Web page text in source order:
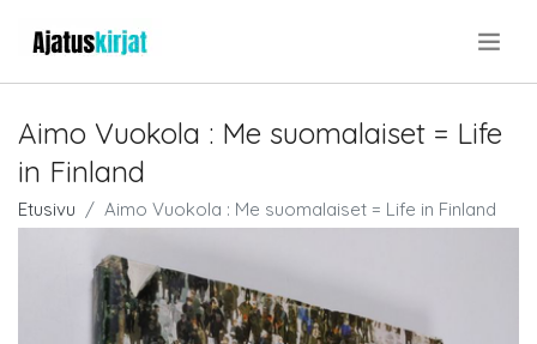
Aimo Vuokola : Me suomalaiset = Life
in Finland
Etusivu Aimo Vuokola : Me suomalaiset = Life in Finland